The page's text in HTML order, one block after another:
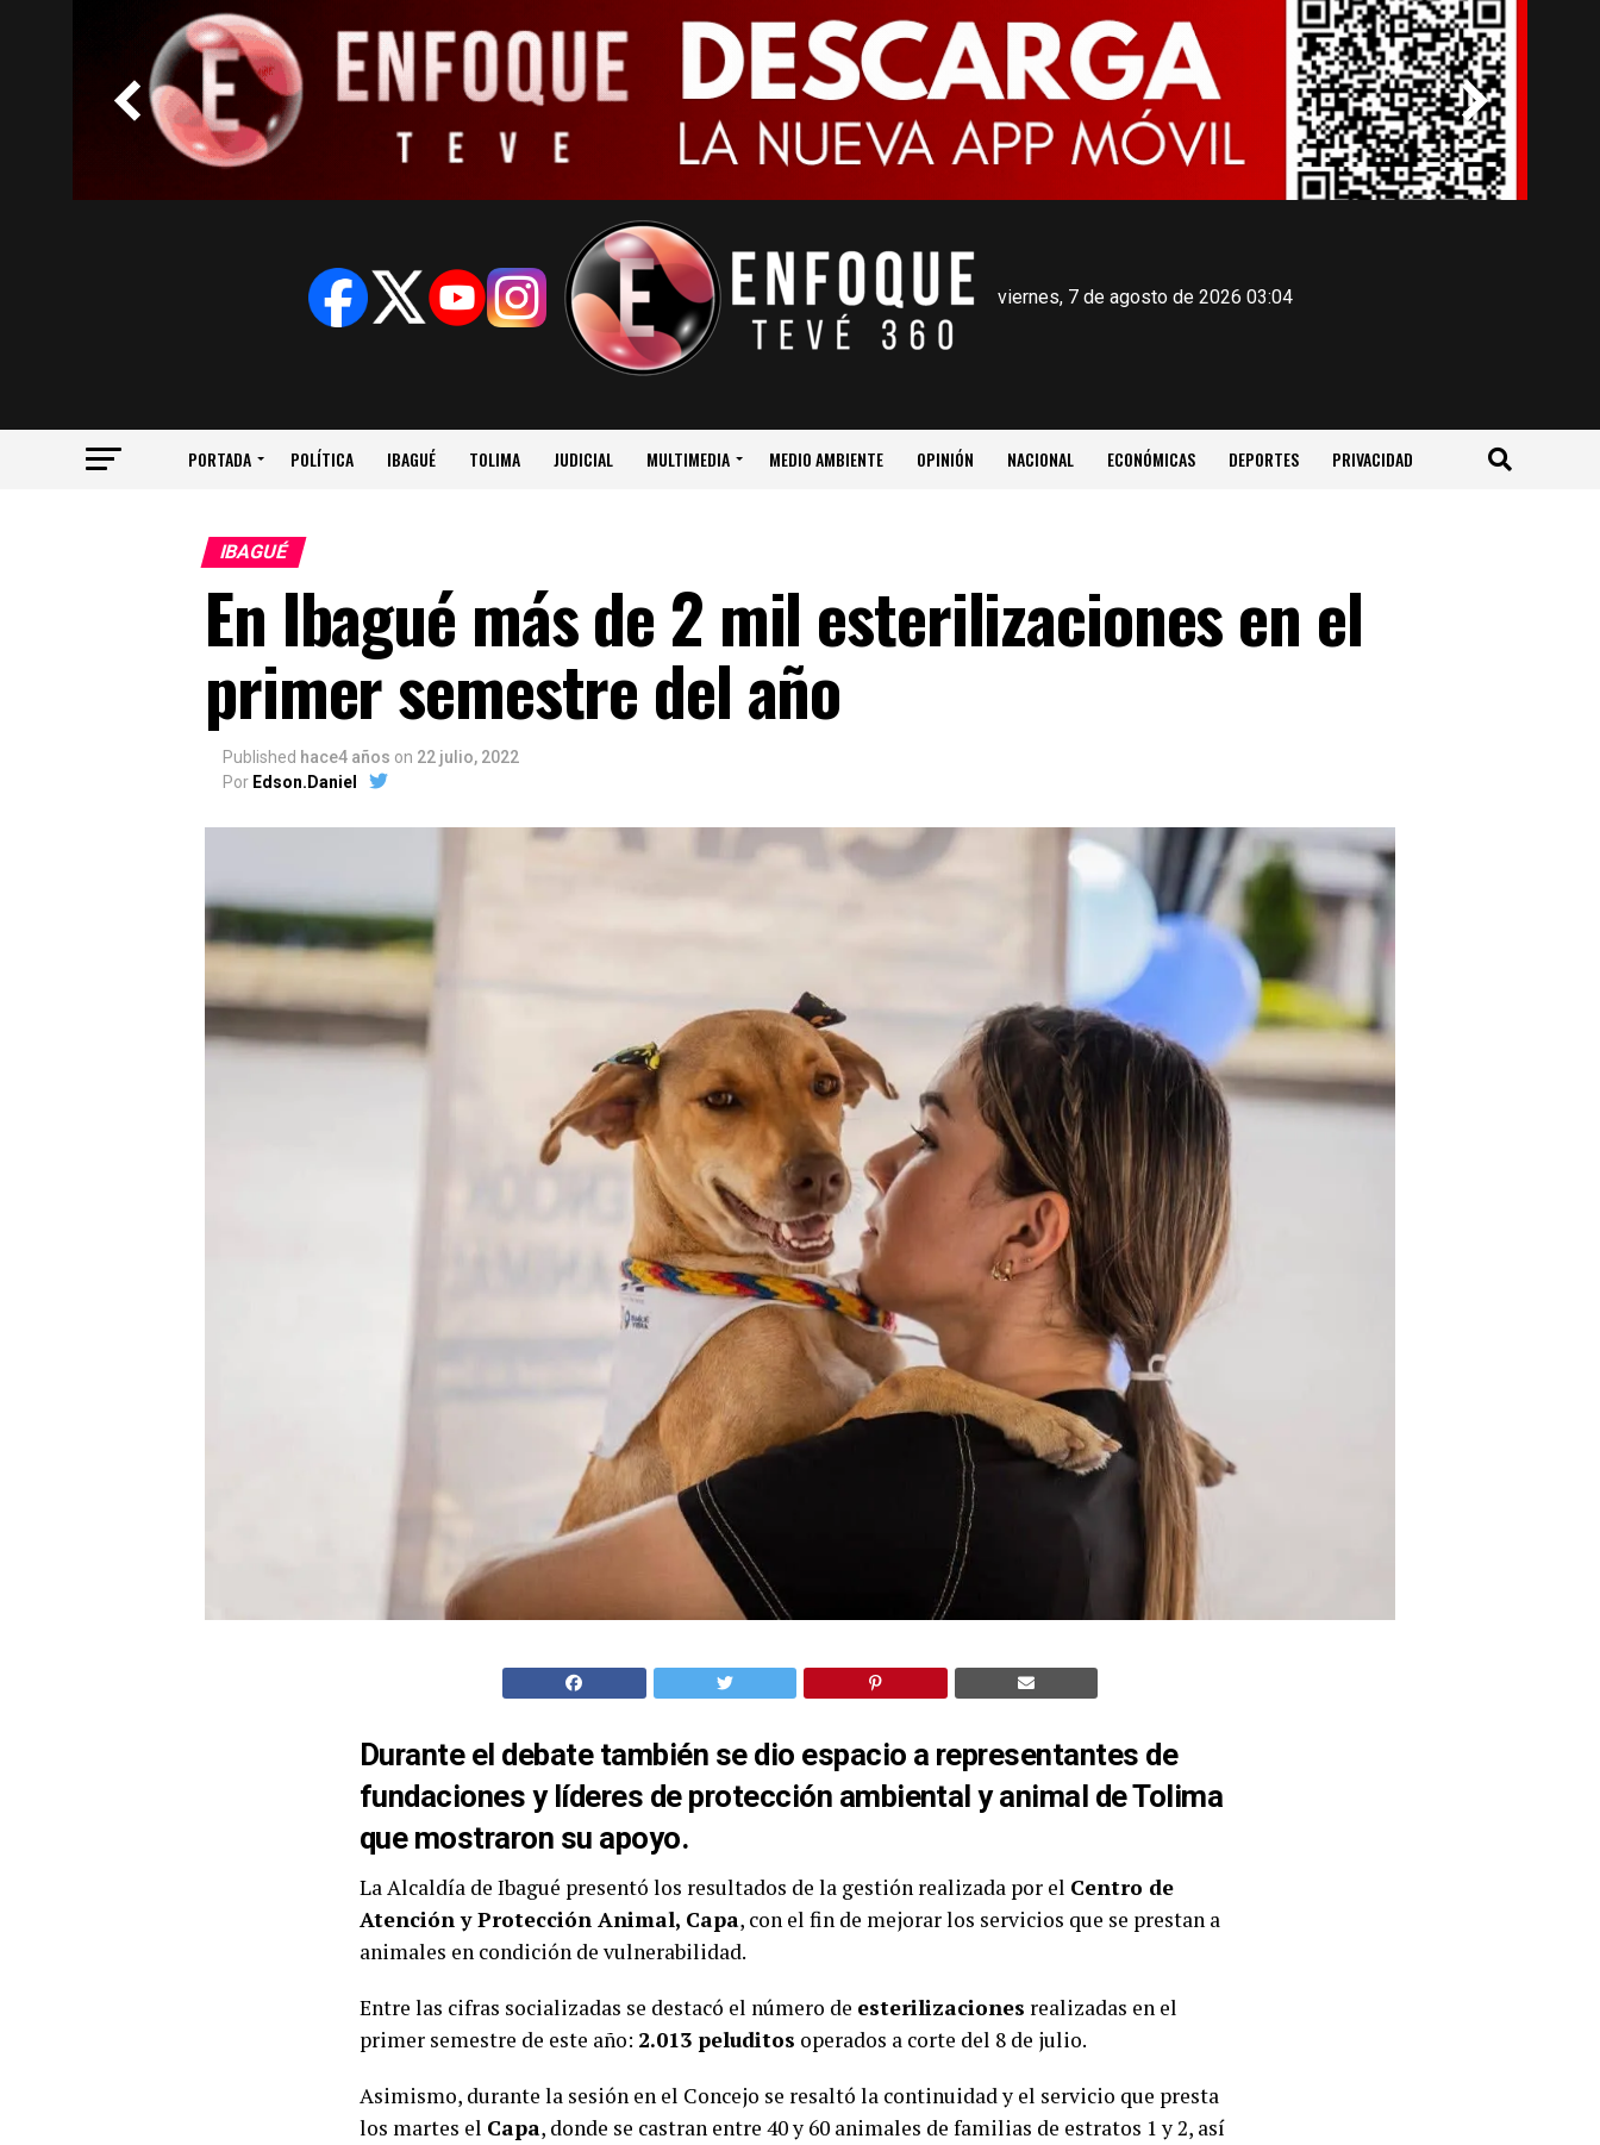
viernes, 7 de agosto de 2026 03:04
PORTADA POLÍTICA IBAGUÉ TOLIMA JUDICIAL MULTIMEDIA MEDIO AMBIENTE OPINIÓN NACIONAL ECONÓMICAS DEPORTES PRIVACIDAD
IBAGUÉ
En Ibagué más de 2 mil esterilizaciones en el
primer semestre del año
Published hace4 años on 22 julio, 2022
Por Edson.Daniel
Durante el debate también se dio espacio a representantes de
fundaciones y líderes de protección ambiental y animal de Tolima
que mostraron su apoyo.
La Alcaldía de Ibagué presentó los resultados de la gestión realizada por el Centro de
Atención y Protección Animal, Capa, con el fin de mejorar los servicios que se prestan a
animales en condición de vulnerabilidad.
Entre las cifras socializadas se destacó el número de esterilizaciones realizadas en el
primer semestre de este año: 2.013 peluditos operados a corte del 8 de julio.
Asimismo, durante la sesión en el Concejo se resaltó la continuidad y el servicio que presta
los martes el Capa, donde se castran entre 40 y 60 animales de familias de estratos 1 y 2, así